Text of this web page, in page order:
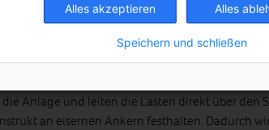
ist die Doppelturbine. Zwei aerodynamisch
Jede Turbine dreht sich wie bei einem
rotieren, wären die
zu minimieren, setzten die Ingenieure auf
Anlage und leiten die Lasten direkt über den
an eisernen Ankern festhalten. Dadurch
Alles akzeptieren Alles
Speichern und schließen